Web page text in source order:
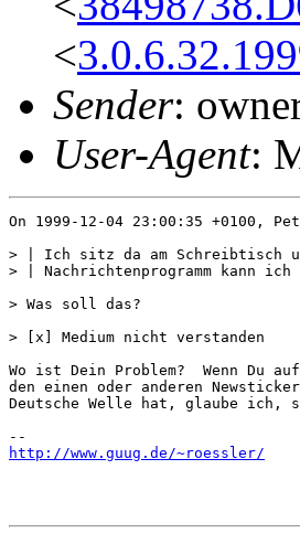
<
Sender:
User-Agent:
On 1999-12-04 23:00:35 +0100,
> | Ich sitz da am Schreibtisch
> | Nachrichtenprogramm kann
> Was soll das?
> [x] Medium nicht verstanden
Wo ist Dein Problem?  Wenn Du
den einen oder anderen
Deutsche Welle hat, glaube ich,
http://www.guug.de/~roessler/